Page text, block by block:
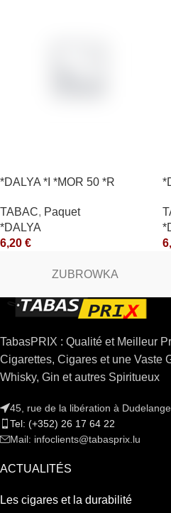
*DALYA *I *MOR 50 *R
TABAC, Paquet
*DALYA
6,20 €
ZUBROWKA
TabasPRIX : Qualité et Meilleur
Cigarettes, Cigares et une Vaste
Whisky, Gin et autres Spiritueux
45, rue de la libération à Dudelange
Tel: (+352) 26 17 64 22
Mail: infoclients@tabasprix.lu
ACTUALITÉS
Les cigares et la durabilité